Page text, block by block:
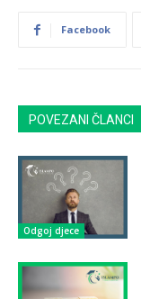
Facebook
POVEZANI ČLANCI
Odgoj djece